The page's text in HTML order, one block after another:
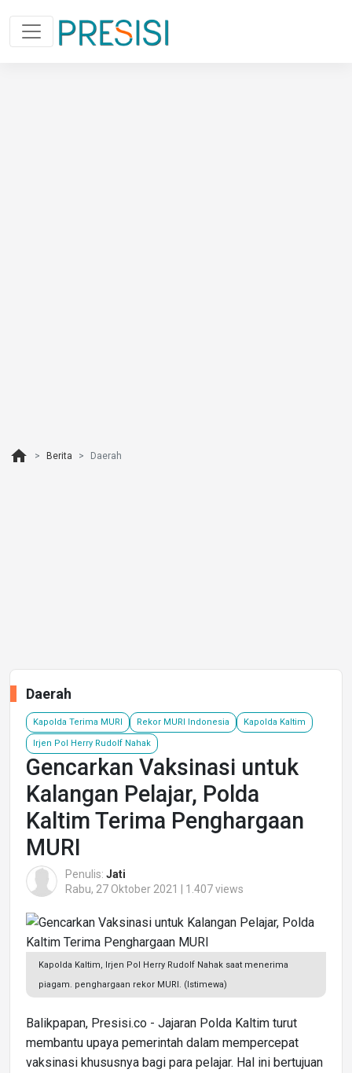
home Berita Daerah
Daerah
Kapolda Terima MURI Rekor MURI Indonesia Kapolda Kaltim
Irjen Pol Herry Rudolf Nahak
Gencarkan Vaksinasi untuk
Kalangan Pelajar, Polda
Kaltim Terima Penghargaan
MURI
Penulis: Jati
Rabu, 27 Oktober 2021 | 1.407 views
Kapolda Kaltim, Irjen Pol Herry Rudolf Nahak saat menerima
piagam. penghargaan rekor MURI. (Istimewa)
Balikpapan, Presisi.co - Jajaran Polda Kaltim turut
membantu upaya pemerintah dalam mempercepat
vaksinasi khususnya bagi para pelajar. Hal ini bertujuan